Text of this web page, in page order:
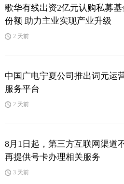
歌华有线出资2亿元认购私募基
份额 助力主业实现产业升级
2 天前
中国广电宁夏公司推出词元运
服务平台
2 天前
8月1日起，第三方互联网渠道
再提供号卡办理相关服务
3 天前